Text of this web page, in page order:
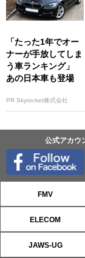
「たった1年でオー
ナーが手放してしま
う車ランキング」
あの日本車も登場
PR Skyrocket株式会社
公式アカウ
FMV
ELECOM
JAWS-UG